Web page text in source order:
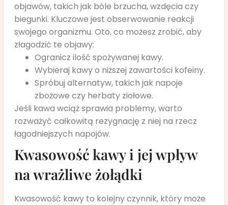
objawów, takich jak bóle brzucha, wzdęcia czy
biegunki. Kluczowe jest obserwowanie reakcji
swojego organizmu. Oto, co możesz zrobić, aby
złagodzić te objawy:
Ogranicz ilość spożywanej kawy.
Wybieraj kawy o niższej zawartości kofeiny.
Spróbuj alternatyw, takich jak napoje
zbożowe czy herbaty ziołowe.
Jeśli kawa wciąż sprawia problemy, warto
rozważyć całkowitą rezygnację z niej na rzecz
łagodniejszych napojów.
Kwasowość kawy i jej wpływ
na wrażliwe żołądki
Kwasowość kawy to kolejny czynnik, który może